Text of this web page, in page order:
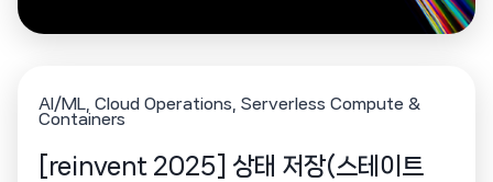
AI/ML Cloud Operations Serverless Compute &
Containers
[reinvent 2025] 상태 저장(스테이트